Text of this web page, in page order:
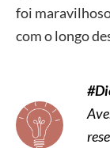
foi
com o longo